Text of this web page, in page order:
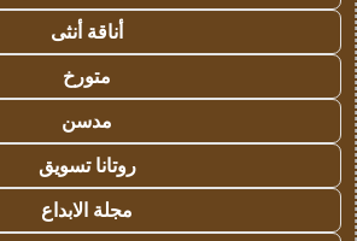
أناقة أنثى
متورخ
مدسن
روتانا تسويق
مجلة الابداع